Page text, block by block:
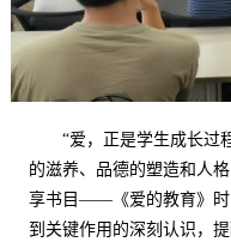
“爱，正是学生成长过
的滋养、品德的塑造和人格
享书目 ——《爱的教育》
到 关键作用 的深刻认识 ，